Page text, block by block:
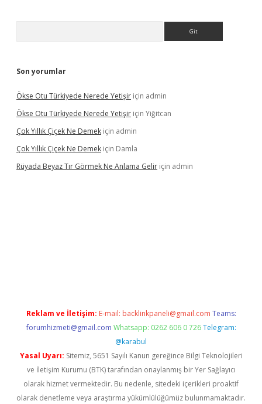
Son yorumlar
Ökse Otu Türkiyede Nerede Yetişir için admin
Ökse Otu Türkiyede Nerede Yetişir için Yiğitcan
Çok Yıllık Çiçek Ne Demek için admin
Çok Yıllık Çiçek Ne Demek için Damla
Rüyada Beyaz Tır Görmek Ne Anlama Gelir için admin
Reklam ve İletişim: E-mail: backlinkpaneli@gmail.com Teams:
forumhizmeti@gmail.com Whatsapp: 0262 606 0 726 Telegram:
@karabul
Yasal Uyarı: Sitemiz, 5651 Sayılı Kanun gereğince Bilgi Teknolojileri
ve İletişim Kurumu (BTK) tarafından onaylanmış bir Yer Sağlayıcı
olarak hizmet vermektedir. Bu nedenle, sitedeki içerikleri proaktif
olarak denetleme veya araştırma yükümlülüğümüz bulunmamaktadır.